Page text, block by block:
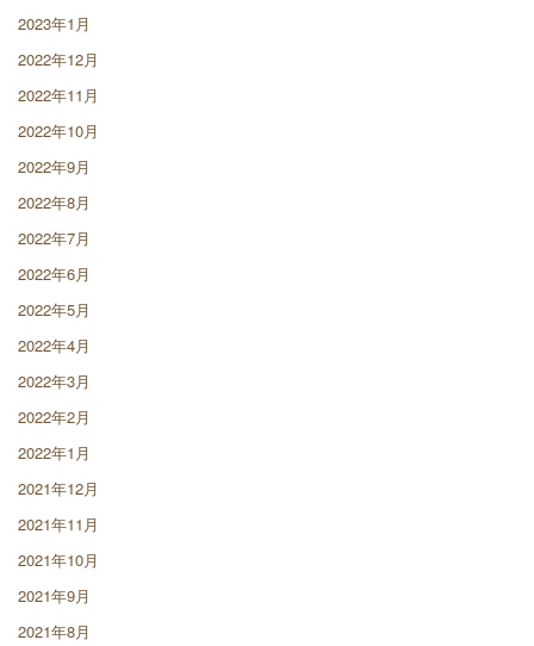
2023年1月
2022年12月
2022年11月
2022年10月
2022年9月
2022年8月
2022年7月
2022年6月
2022年5月
2022年4月
2022年3月
2022年2月
2022年1月
2021年12月
2021年11月
2021年10月
2021年9月
2021年8月